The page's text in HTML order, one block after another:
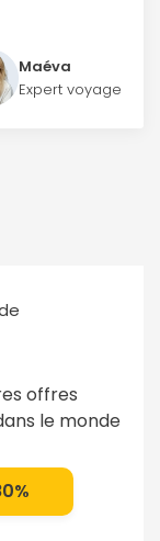
Maéva
Expert voyage
offres
le monde